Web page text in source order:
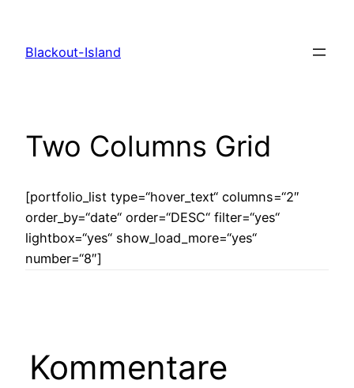
springen
Blackout-Island
Two Columns Grid
[portfolio_list type=“hover_text“ columns=“2″
order_by=“date“ order=“DESC“ filter=“yes“
lightbox=“yes“ show_load_more=“yes“
number=“8″]
Kommentare